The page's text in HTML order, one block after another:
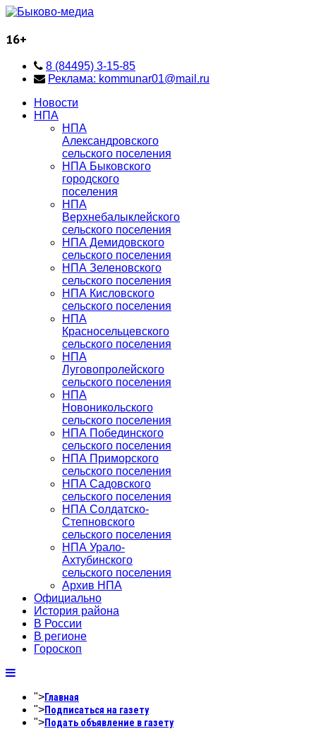
16+
8 (84495) 3-15-85
Реклама: kommunar01@mail.ru
Новости
НПА
НПА
Александровского
сельского поселения
НПА Быковского
городского
поселения
НПА
Верхнебалыклейского
сельского поселения
НПА Демидовского
сельского поселения
НПА Зеленовского
сельского поселения
НПА Кисловского
сельского поселения
НПА
Красносельцевского
сельского поселения
НПА
Луговопролейского
сельского поселения
НПА
Новоникольского
сельского поселения
НПА Побединского
сельского поселения
НПА Приморского
сельского поселения
НПА Садовского
сельского поселения
НПА Солдатско-
Степновского
сельского поселения
НПА Урало-
Ахтубинского
сельского поселения
Архив НПА
Официально
История района
В России
В регионе
Гороскоп
">Главная
">Подписаться на газету
">Подать объявление в газету